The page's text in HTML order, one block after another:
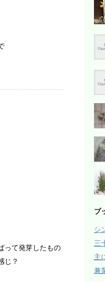
って発芽したもの
じ？
ブ
シ
三
主
兼